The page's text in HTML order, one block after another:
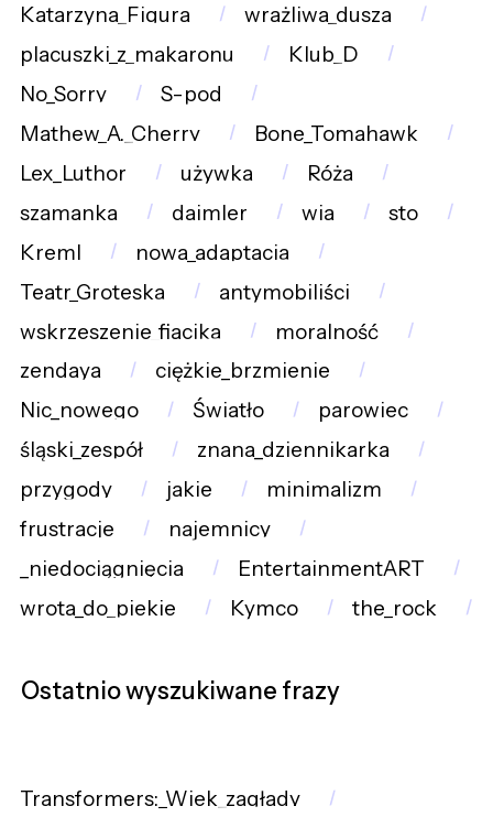
Katarzyna_Figura
wrażliwa_dusza
placuszki_z_makaronu
Klub_D
No_Sorry
S-pod
Mathew_A._Cherry
Bone_Tomahawk
Lex_Luthor
używka
Róża
szamanka
daimler wia
sto
Kreml
nowa_adaptacja
Teatr_Groteska
antymobiliści
wskrzeszenie_fiacika
moralność
zendaya
ciężkie_brzmienie
Nic_nowego
Światło
parowiec
śląski_zespół
znana_dziennikarka
przygody
jakie
minimalizm
frustracje
najemnicy
_niedociągnięcia
EntertainmentART
wrota_do_piekie
Kymco the_rock
Ostatnio wyszukiwane frazy
Transformers:_Wiek_zagłady